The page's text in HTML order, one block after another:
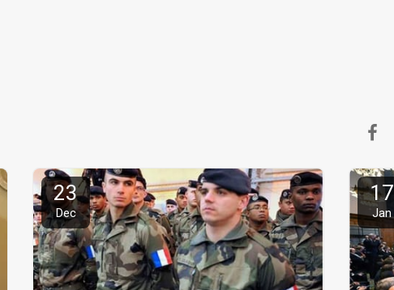
23
Dec
17
Jan